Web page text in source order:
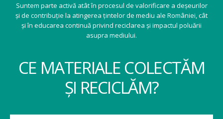
Suntem parte activă atât în procesul de valorificare a deșeurilor
și de contribuție la atingerea țintelor de mediu ale României, cât
și în educarea continuă privind reciclarea și impactul poluării
asupra mediului.
CE MATERIALE COLECTĂM
ȘI RECICLĂM?